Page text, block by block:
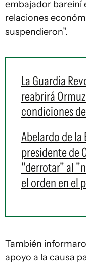
embajador bareiní
relaciones
suspendieron”.
La Guardia
reabrirá
condiciones
Abelardo de
presidente de
"derrotar" al
el orden en el
También
apoyo a la causa